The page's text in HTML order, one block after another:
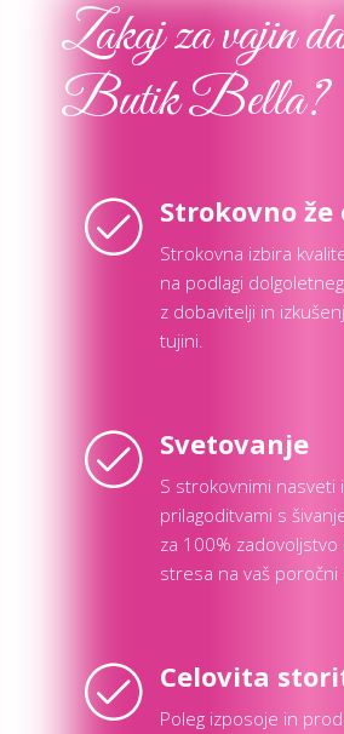
Zakaj za vajin
Butik Bella?
Strokovno že
Strokovna izbira
na podlagi
z dobavitelji in
tujini.
Svetovanje
S strokovnimi nasveti
prilagoditvami s
za 100% zadovoljstvo
stresa na vaš poročni
Celovita
Poleg izposoje in